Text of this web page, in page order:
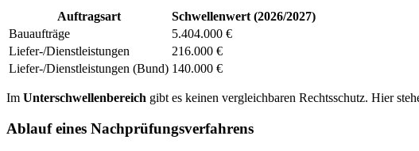
Auftragsart
Schwellenwert (2026/2027)
Bauaufträge
5.404.000 €
Liefer-/Dienstleistungen
216.000 €
Liefer-/Dienstleistungen (Bund) 140.000 €
Im Unterschwellenbereich gibt es keinen vergleichbaren Rechtsschutz. Hier
Ablauf eines Nachprüfungsverfahrens